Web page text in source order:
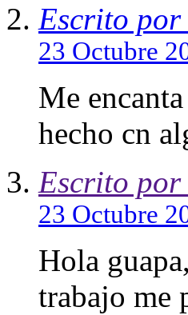
Escrito
23 Octubre
Me
hecho cn
Escrito por
23 Octubre
Hola
trabajo me